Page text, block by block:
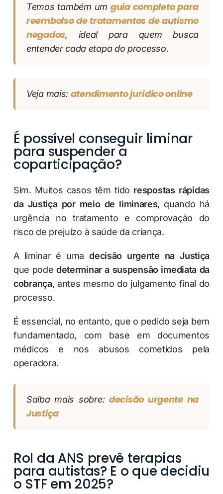
Temos também um guia completo para
reembolso de tratamentos de autismo
negados, ideal para quem busca
entender cada etapa do processo.
Veja mais: atendimento jurídico online
É possível conseguir liminar
para suspender a
coparticipação?
Sim. Muitos casos têm tido respostas rápidas
da Justiça por meio de liminares, quando há
urgência no tratamento e comprovação do
risco de prejuízo à saúde da criança.
A liminar é umadecisão urgente na Justiça
que pode determinar a suspensão imediata da
cobrança, antes mesmo do julgamento final do
processo.
É essencial, no entanto, que o pedido seja bem
fundamentado, com base em documentos
médicos e nos abusos cometidos pela
operadora.
Saiba mais sobre:decisão urgente na
Justiça
Rol da ANS prevê terapias
para autistas? E o que decidiu
o STF em 2025?